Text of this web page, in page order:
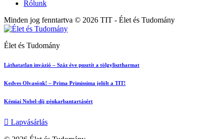
Rólunk
Minden jog fenntartva © 2026 TIT - Élet és Tudomány
Élet és Tudomány
Láthatatlan invázió – Száz éve pusztít a tölgylisztharmat
Kedves Olvasónk! – Prima Primissima jelölt a TIT!
Kémiai Nobel-díj génkarbantartásért
Lapvásárlás